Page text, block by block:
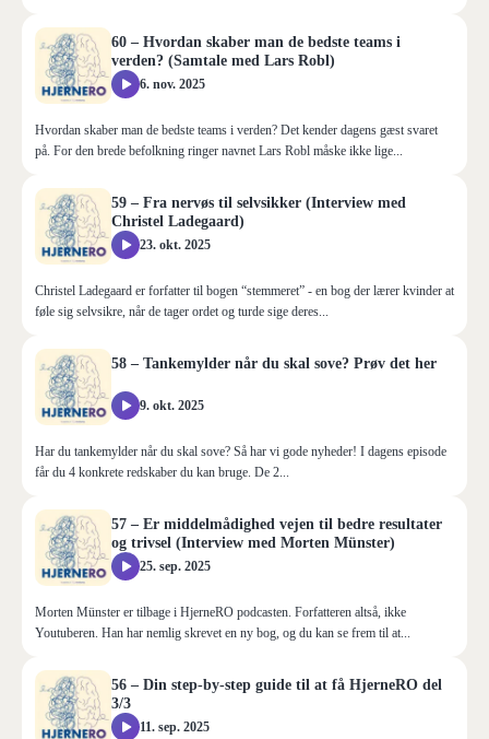
60 – Hvordan skaber man de bedste teams i
verden? (Samtale med Lars Robl)
6. nov. 2025
Hvordan skaber man de bedste teams i verden? Det kender dagens gæst svaret
på. For den brede befolkning ringer navnet Lars Robl måske ikke lige...
59 – Fra nervøs til selvsikker (Interview med
Christel Ladegaard)
23. okt. 2025
Christel Ladegaard er forfatter til bogen “stemmeret” - en bog der lærer kvinder at
føle sig selvsikre, når de tager ordet og turde sige deres...
58 – Tankemylder når du skal sove? Prøv det her
9. okt. 2025
Har du tankemylder når du skal sove? Så har vi gode nyheder! I dagens episode
får du 4 konkrete redskaber du kan bruge. De 2...
57 – Er middelmådighed vejen til bedre resultater
og trivsel (Interview med Morten Münster)
25. sep. 2025
Morten Münster er tilbage i HjerneRO podcasten. Forfatteren altså, ikke
Youtuberen. Han har nemlig skrevet en ny bog, og du kan se frem til at...
56 – Din step-by-step guide til at få HjerneRO del
3/3
11. sep. 2025